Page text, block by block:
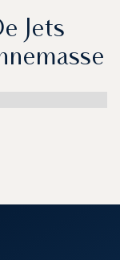
Jets